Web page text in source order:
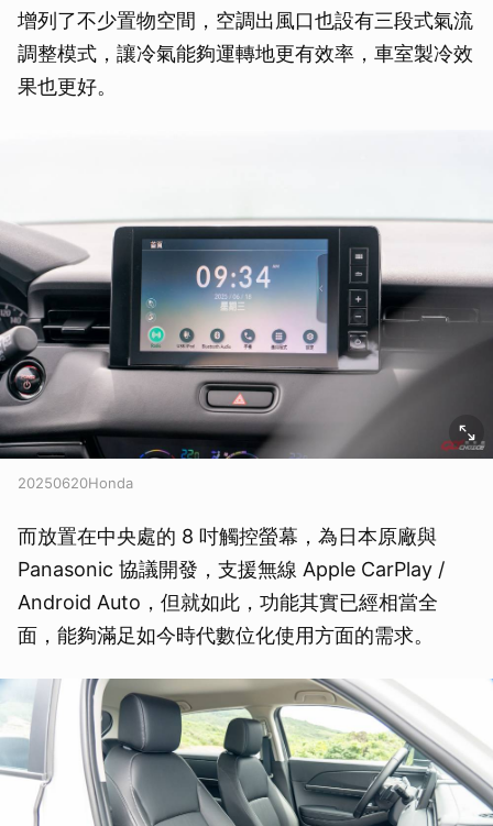
增列了不少置物空間，空調出風口也設有三段式氣流
調整模式，讓冷氣能夠運轉地更有效率，車室製冷效
果也更好。
20250620Honda
而放置在中央處的 8 吋觸控螢幕，為日本原廠與
Panasonic 協議開發，支援無線 Apple CarPlay /
Android Auto，但就如此，功能其實已經相當全
面，能夠滿足如今時代數位化使用方面的需求。